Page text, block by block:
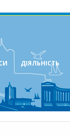
ДІЯЛЬНІСТЬ